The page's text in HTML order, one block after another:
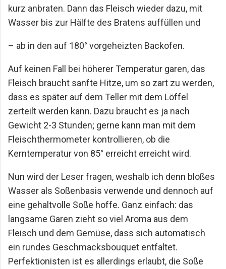
kurz anbraten. Dann das Fleisch wieder dazu, mit
Wasser bis zur Hälfte des Bratens auffüllen und
– ab in den auf 180° vorgeheizten Backofen.
Auf keinen Fall bei höherer Temperatur garen, das
Fleisch braucht sanfte Hitze, um so zart zu werden,
dass es später auf dem Teller mit dem Löffel
zerteilt werden kann. Dazu braucht es ja nach
Gewicht 2-3 Stunden; gerne kann man mit dem
Fleischthermometer kontrollieren, ob die
Kerntemperatur von 85° erreicht erreicht wird.
Nun wird der Leser fragen, weshalb ich denn bloßes
Wasser als Soßenbasis verwende und dennoch auf
eine gehaltvolle Soße hoffe. Ganz einfach: das
langsame Garen zieht so viel Aroma aus dem
Fleisch und dem Gemüse, dass sich automatisch
ein rundes Geschmacksbouquet entfaltet.
Perfektionisten ist es allerdings erlaubt, die Soße